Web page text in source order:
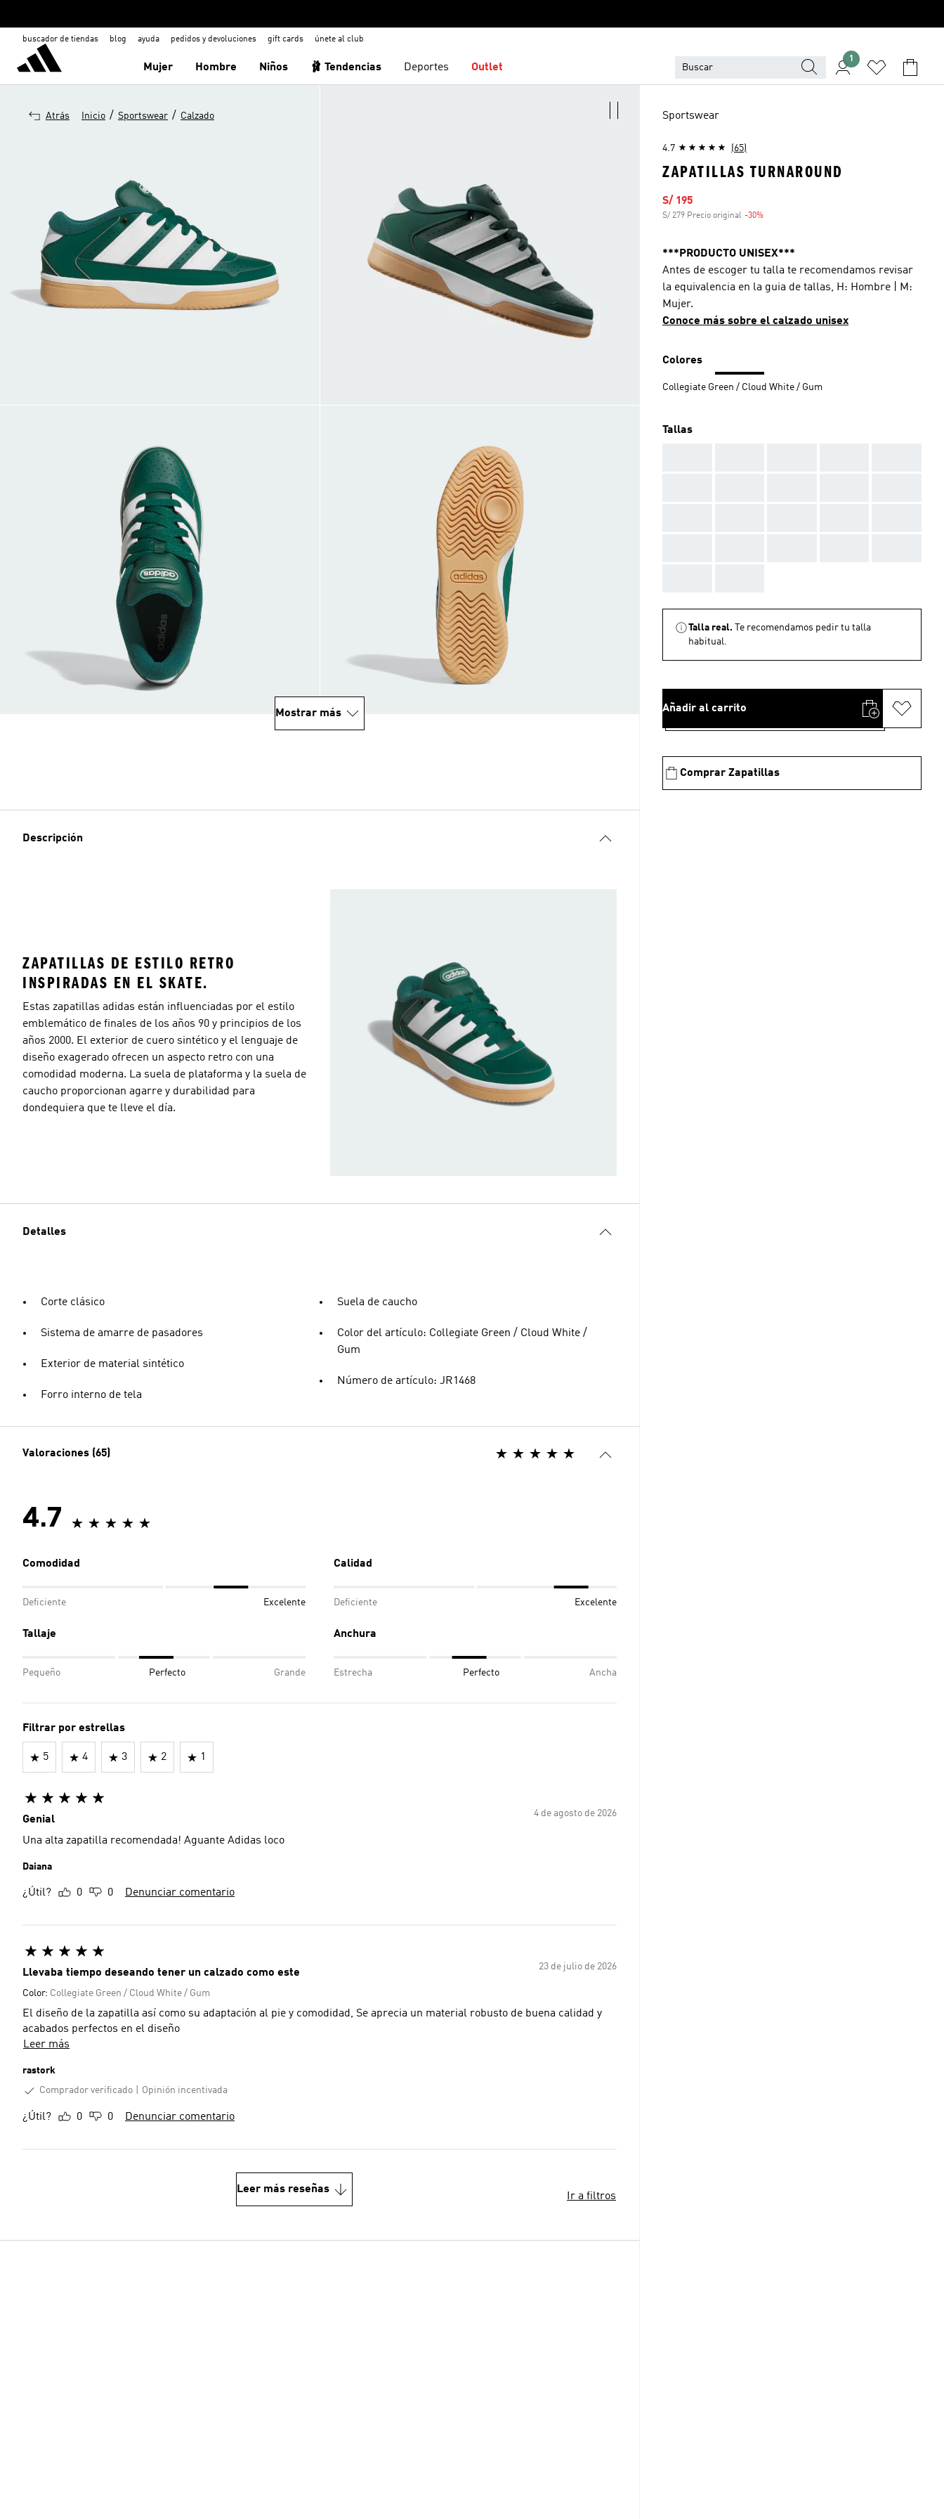
buscador de tiendas blog ayuda pedidos y devoluciones gift cards únete al club
Mujer Hombre Niños 🩰 Tendencias Deportes Outlet
1
Atrás Inicio / Sportswear / Calzado
Mostrar más
Descripción
ZAPATILLAS DE ESTILO RETRO
INSPIRADAS EN EL SKATE.
Estas zapatillas adidas están influenciadas por el estilo
emblemático de finales de los años 90 y principios de los
años 2000. El exterior de cuero sintético y el lenguaje de
diseño exagerado ofrecen un aspecto retro con una
comodidad moderna. La suela de plataforma y la suela de
caucho proporcionan agarre y durabilidad para
dondequiera que te lleve el día.
Detalles
Corte clásico
Sistema de amarre de pasadores
Exterior de material sintético
Forro interno de tela
Suela de caucho
Color del artículo: Collegiate Green / Cloud White /
Gum
Número de artículo: JR1468
Valoraciones (65)
4.7
Comodidad
Deficiente Excelente
Calidad
Deficiente Excelente
Tallaje
Pequeño Perfecto Grande
Anchura
Estrecha Perfecto Ancha
Filtrar por estrellas
5 4 3 2 1
4 de agosto de 2026
Genial
Una alta zapatilla recomendada! Aguante Adidas loco
Daiana
¿Útil? 0 0 Denunciar comentario
23 de julio de 2026
Llevaba tiempo deseando tener un calzado como este
Color: Collegiate Green / Cloud White / Gum
El diseño de la zapatilla así como su adaptación al pie y comodidad, Se aprecia un material robusto de buena calidad y
acabados perfectos en el diseño
Leer más
rastork
Comprador verificado
Opinión incentivada
¿Útil? 0 0 Denunciar comentario
Leer más reseñas
Ir a filtros
Sportswear
4.7 (65)
ZAPATILLAS TURNAROUND
Precio de venta
S/ 195
S/ 279 Precio original -30%
***PRODUCTO UNISEX***
Antes de escoger tu talla te recomendamos revisar
la equivalencia en la guia de tallas, H: Hombre | M:
Mujer.
Conoce más sobre el calzado unisex
Colores
Collegiate Green / Cloud White / Gum
Tallas
Talla real.
Te recomendamos pedir tu talla
habitual.
Añadir al carrito
Comprar Zapatillas